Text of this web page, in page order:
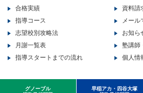
合格実績
指導コース
志望校別攻略法
月謝一覧表
指導スタートまでの流れ
資料請
メール
お知ら
塾講師
個人情